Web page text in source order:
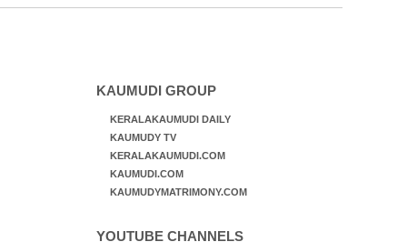
ജീവന് വേണ്ടിയായി ഓട്ടം. എറണാകുളം
KAUMUDI GROUP
KERALAKAUMUDI DAILY
KAUMUDY TV
KERALAKAUMUDI.COM
KAUMUDI.COM
KAUMUDYMATRIMONY.COM
YOUTUBE CHANNELS